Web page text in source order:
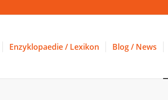
Enzyklopaedie / Lexikon Blog / News